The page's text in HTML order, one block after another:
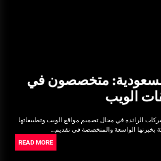
متخصصون في
الويب
الرائدة في مجال تصميم مواقع الويب وتطبيقاتها
بخبرتها الواسعة والمتخصصة في تقديم…
READ MORE